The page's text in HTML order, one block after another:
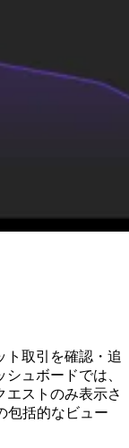
ト取引を確認・追
ュボードでは、
エストのみ表示さ
包括的なビュー